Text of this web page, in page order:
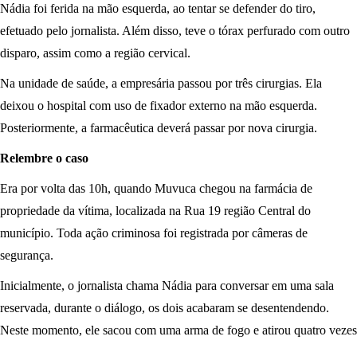
Nádia foi ferida na mão esquerda, ao tentar se defender do tiro,
efetuado pelo jornalista. Além disso, teve o tórax perfurado com outro
disparo, assim como a região cervical.
Na unidade de saúde, a empresária passou por três cirurgias. Ela
deixou o hospital com uso de fixador externo na mão esquerda.
Posteriormente, a farmacêutica deverá passar por nova cirurgia.
Relembre o caso
Era por volta das 10h, quando Muvuca chegou na farmácia de
propriedade da vítima, localizada na Rua 19 região Central do
município. Toda ação criminosa foi registrada por câmeras de
segurança.
Inicialmente, o jornalista chama Nádia para conversar em uma sala
reservada, durante o diálogo, os dois acabaram se desentendendo.
Neste momento, ele sacou com uma arma de fogo e atirou quatro vezes